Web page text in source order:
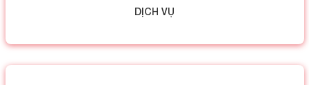
DỊCH VỤ